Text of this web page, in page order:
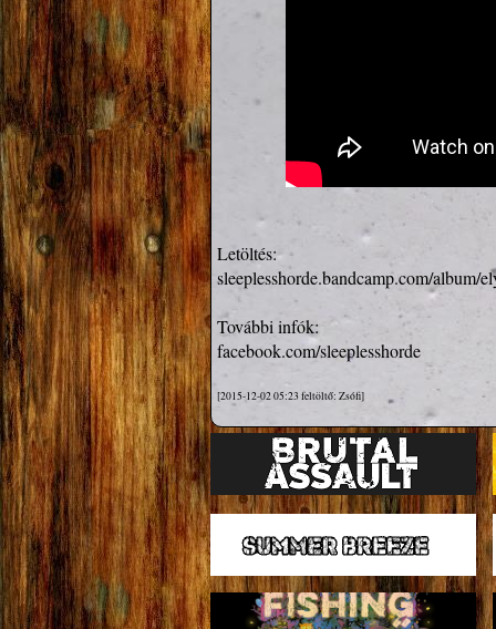
sleeplesshorde.bandcamp.com/album/
facebook.com/sleeplesshorde
[2015-12-02 05:23 feltöltő: Zsófi]